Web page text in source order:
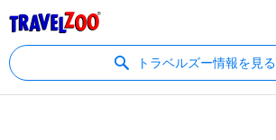
トラベルズー情報を見る